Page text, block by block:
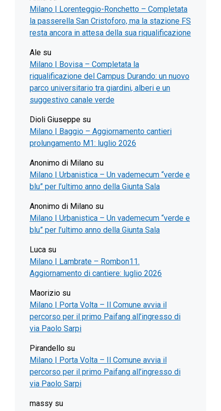
Milano | Lorenteggio-Ronchetto – Completata
la passerella San Cristoforo, ma la stazione FS
resta ancora in attesa della sua riqualificazione
Ale su
Milano | Bovisa – Completata la
riqualificazione del Campus Durando: un nuovo
parco universitario tra giardini, alberi e un
suggestivo canale verde
Dioli Giuseppe su
Milano | Baggio – Aggiornamento cantieri
prolungamento M1: luglio 2026
Anonimo di Milano su
Milano | Urbanistica – Un vademecum “verde e
blu” per l’ultimo anno della Giunta Sala
Anonimo di Milano su
Milano | Urbanistica – Un vademecum “verde e
blu” per l’ultimo anno della Giunta Sala
Luca su
Milano | Lambrate – Rombon11.
Aggiornamento di cantiere: luglio 2026
Maorizio su
Milano | Porta Volta – Il Comune avvia il
percorso per il primo Paifang all’ingresso di
via Paolo Sarpi
Pirandello su
Milano | Porta Volta – Il Comune avvia il
percorso per il primo Paifang all’ingresso di
via Paolo Sarpi
massy su